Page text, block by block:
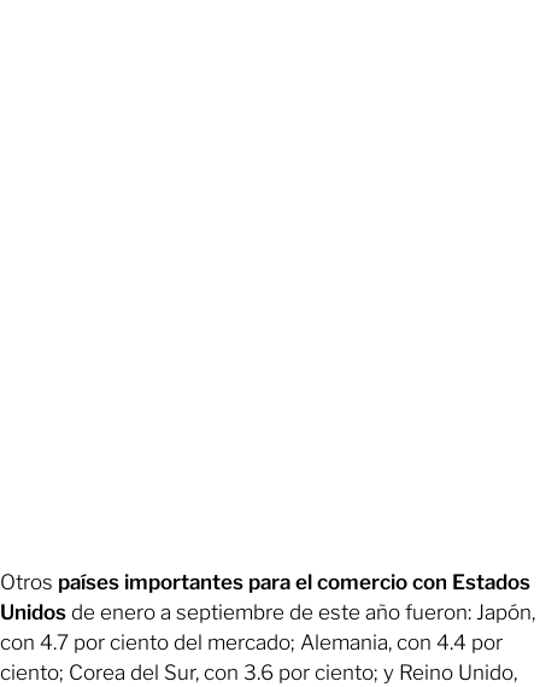
Otros países importantes para el comercio con Estados
Unidos de enero a septiembre de este año fueron: Japón,
con 4.7 por ciento del mercado; Alemania, con 4.4 por
ciento; Corea del Sur, con 3.6 por ciento; y Reino Unido,